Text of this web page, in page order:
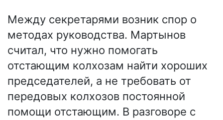
Между секретарями возник спор о
методах руководства. Мартынов
считал, что нужно помогать
отстающим колхозам найти хороших
председателей, а не требовать от
передовых колхозов постоянной
помощи отстающим. В разговоре с